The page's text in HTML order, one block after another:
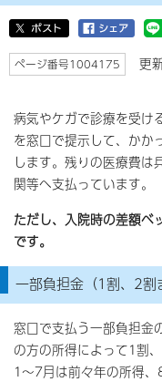
ページ番号1004175 更
病気やケガで診療を受け
を窓口で提示して、かか
します。残りの医療費は
関等へ支払っています。
ただし、入院時の差額ベ
です。
一部負担金（1割、2
窓口で支払う一部負担金
の方の所得によって1割
1～7月は前々年の所得